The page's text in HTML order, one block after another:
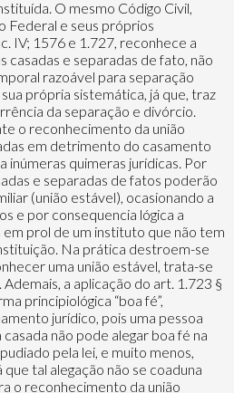
O mesmo Código Civil,
Federal e seus próprios
IV; 1576 e 1.727, reconhece a
casadas e separadas de fato, não
razoável para separação
própria sistemática, já que, traz
da separação e divórcio.
o reconhecimento da união
em detrimento do casamento
inúmeras quimeras jurídicas. Por
e separadas de fatos poderão
(união estável), ocasionando a
e por consequencia lógica a
prol de um instituto que não tem
Na prática destroem-se
uma união estável, trata-se
a aplicação do art. 1.723 §
principiológica “boa fé”,
jurídico, pois uma pessoa
não pode alegar boa fé na
pela lei, e muito menos,
tal alegação não se coaduna
o reconhecimento da união